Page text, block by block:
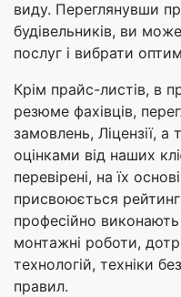
виду. Переглянувши
будівельників, ви
послуг і вибрати
Крім прайс-листів, в
резюме фахівців,
замовлень, Ліцензії, а
оцінками від наших
перевірені, на їх
присвоюється
професійно виконають
монтажні роботи,
технологій, техніки
правил.